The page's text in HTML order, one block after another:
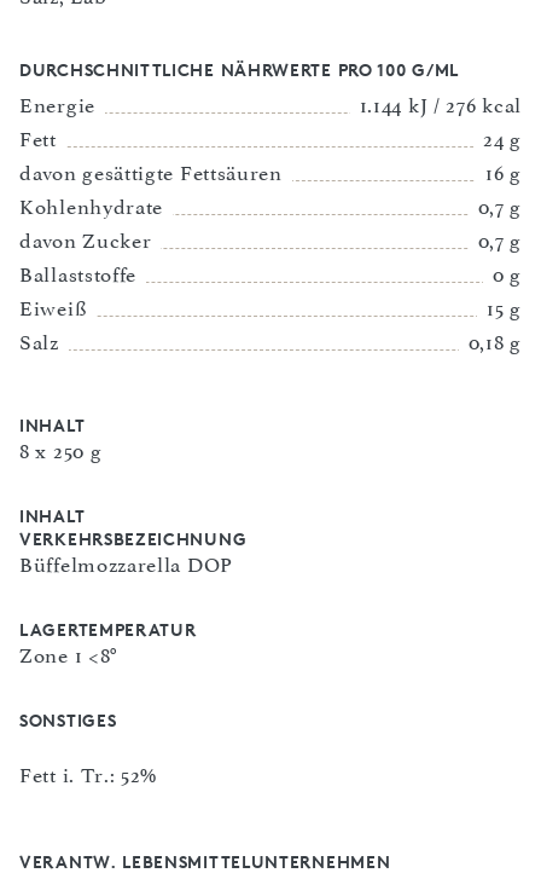
DURCHSCHNITTLICHE NÄHRWERTE PRO 100 G/ML
Energie
1.144 kJ / 276 kcal
Fett
24 g
davon gesättigte Fettsäuren
16 g
Kohlenhydrate
0,7 g
davon Zucker
0,7 g
Ballaststoffe
0 g
Eiweiß
15 g
Salz
0,18 g
INHALT
8 x 250 g
INHALT
VERKEHRSBEZEICHNUNG
Büffelmozzarella DOP
LAGERTEMPERATUR
Zone 1 <8°
SONSTIGES
Fett i. Tr.: 52%
VERANTW. LEBENSMITTELUNTERNEHMEN